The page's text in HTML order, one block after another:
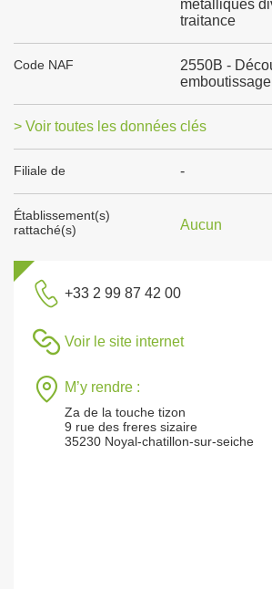
métalliques
traitance
Code NAF
2550B -
emboutissage
> Voir toutes les données clés
Filiale de -
Établissement(s)
rattaché(s)
Aucun
+33 2 99 87 42 00
Voir le site internet
M’y rendre :
Za de la touche tizon
9 rue des freres sizaire
35230 Noyal-chatillon-sur-seiche